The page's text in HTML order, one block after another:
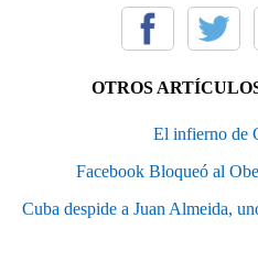
OTROS
El infierno de
Facebook Bloqueó al
Cuba despide a Juan Almeida,